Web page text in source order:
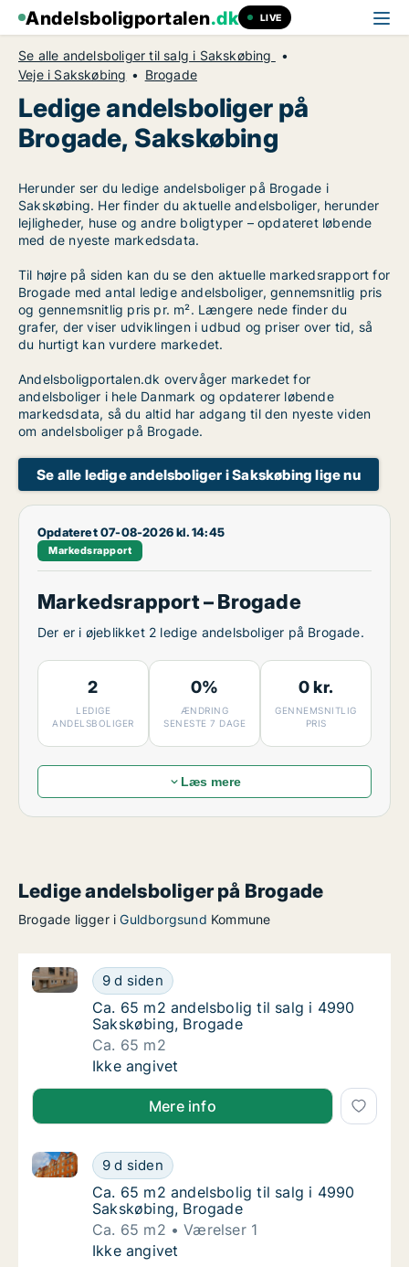
Andelsboligportalen.dk LIVE
Se alle andelsboliger til salg i Sakskøbing
Veje i Sakskøbing
Brogade
Ledige andelsboliger på
Brogade, Sakskøbing
Herunder ser du ledige andelsboliger på Brogade i
Sakskøbing. Her finder du aktuelle andelsboliger, herunder
lejligheder, huse og andre boligtyper – opdateret løbende
med de nyeste markedsdata.
Til højre på siden kan du se den aktuelle markedsrapport for
Brogade med antal ledige andelsboliger, gennemsnitlig pris
og gennemsnitlig pris pr. m². Længere nede finder du
grafer, der viser udviklingen i udbud og priser over tid, så
du hurtigt kan vurdere markedet.
Andelsboligportalen.dk overvåger markedet for
andelsboliger i hele Danmark og opdaterer løbende
markedsdata, så du altid har adgang til den nyeste viden
om andelsboliger på Brogade.
Se alle ledige andelsboliger i Sakskøbing lige nu
Opdateret 07-08-2026 kl. 14:45
Markedsrapport
Markedsrapport – Brogade
Der er i øjeblikket 2 ledige andelsboliger på Brogade.
2
LEDIGE
ANDELSBOLIGER
0%
ÆNDRING
SENESTE 7 DAGE
0 kr.
GENNEMSNITLIG
PRIS
Læs mere
Ledige andelsboliger på Brogade
Brogade ligger iGuldborgsund Kommune
Ca. 65 m2 andelsbolig til salg i 4990
9 d siden
Ca. 65 m2 andelsbolig til salg i 4990 Sakskøbing,
Ca. 65 m2 andelsbolig til salg i 4990
Ca. 65 m2 andelsbolig til salg i 4990
Sakskøbing, Brogade
Ca. 65 m2
Ca. 65 m2 andelsbolig til salg i 4990
Ikke angivet
Mere info
Ca. 65 m2 andelsbolig til salg i 4990
9 d siden
Ca. 65 m2 andelsbolig til salg i 4990 Sakskøbing,
Ca. 65 m2 andelsbolig til salg i 4990
Ca. 65 m2 andelsbolig til salg i 4990
Sakskøbing, Brogade
Ca. 65 m2
Værelser 1
Ca. 65 m2 andelsbolig til salg i 4990
Ikke angivet